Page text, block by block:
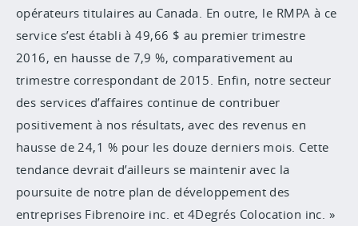
opérateurs titulaires au Canada. En outre, le RMPA à ce
service s’est établi à 49,66 $ au premier trimestre
2016, en hausse de 7,9 %, comparativement au
trimestre correspondant de 2015. Enfin, notre secteur
des services d’affaires continue de contribuer
positivement à nos résultats, avec des revenus en
hausse de 24,1 % pour les douze derniers mois. Cette
tendance devrait d’ailleurs se maintenir avec la
poursuite de notre plan de développement des
entreprises Fibrenoire inc. et 4Degrés Colocation inc. »